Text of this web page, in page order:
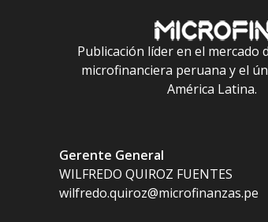
Publicación líder en el mercado
microfinanciera peruana y el
América Latina.
Gerente General
WILFREDO QUIROZ FUENTES
wilfredo.quiroz@microfinanzas.pe